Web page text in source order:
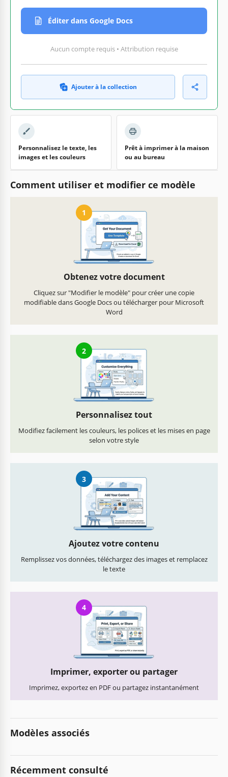
Éditer dans Google Docs
Aucun compte requis • Attribution requise
Ajouter à la collection
Personnalisez le texte, les
images et les couleurs
Prêt à imprimer à la maison
ou au bureau
Comment utiliser et modifier ce modèle
1
Obtenez votre document
Cliquez sur "Modifier le modèle" pour créer une copie
modifiable dans Google Docs ou télécharger pour Microsoft
Word
2
Personnalisez tout
Modifiez facilement les couleurs, les polices et les mises en page
selon votre style
3
Ajoutez votre contenu
Remplissez vos données, téléchargez des images et remplacez
le texte
4
Imprimer, exporter ou partager
Imprimez, exportez en PDF ou partagez instantanément
Modèles associés
Récemment consulté